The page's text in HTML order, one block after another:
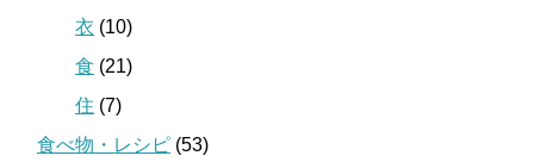
衣 (10)
食 (21)
住 (7)
食べ物・レシピ (53)